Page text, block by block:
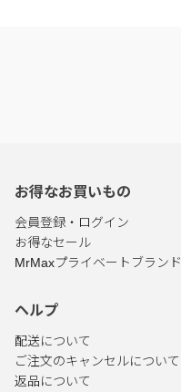
お得なお買いもの
会員登録・ログイン
お得なセール
MrMaxプライベートブランド
ヘルプ
配送について
ご注文のキャンセルについて
返品について